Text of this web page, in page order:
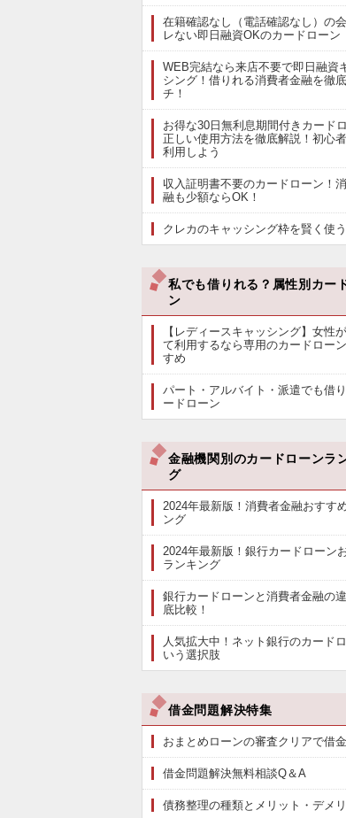
在籍確認なし（電話確認なし）の
レない即日融資OKのカードローン
WEB完結なら来店不要で即日融資
シング！借りれる消費者金融を徹
チ！
お得な30日無利息期間付きカード
正しい使用方法を徹底解説！初心
利用しよう
収入証明書不要のカードローン！
融も少額ならOK！
クレカのキャッシング枠を賢く使う
私でも借りれる？属性別カー
ン
【レディースキャッシング】女性
て利用するなら専用のカードロー
すめ
パート・アルバイト・派遣でも借
ードローン
金融機関別のカードローンラ
グ
2024年最新版！消費者金融おすす
ング
2024年最新版！銀行カードローン
ランキング
銀行カードローンと消費者金融の
底比較！
人気拡大中！ネット銀行のカード
いう選択肢
借金問題解決特集
おまとめローンの審査クリアで借
借金問題解決無料相談Q＆A
債務整理の種類とメリット・デメ